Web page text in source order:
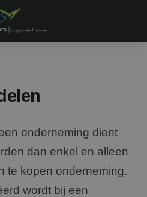
onderneming dient
dan enkel en alleen
te kopen onderneming.
wordt bij een